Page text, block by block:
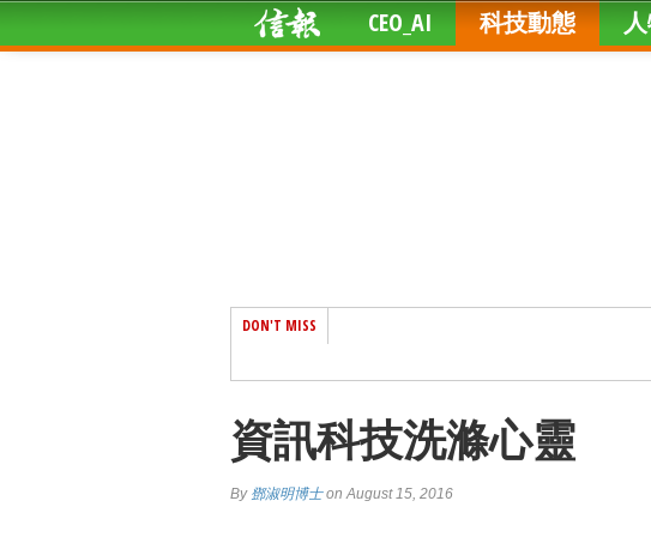
CEO_AI 科技動態
DON'T MISS
資訊科技洗滌心靈
By 鄧淑明博士on August 15, 2016